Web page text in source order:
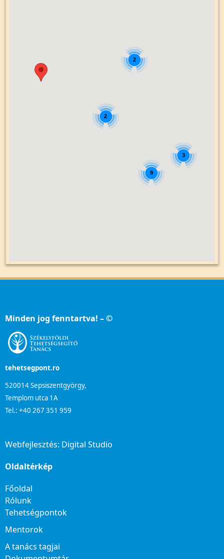
9
3
2
2
Minden jog fenntartva! – ©
tehetsegpont.ro
520014 Sepsiszentgyörgy,
Templom utca 1A
Tel.: +40 267 351 959
Webfejlesztés: Digital Studio
Oldaltérkép
Főoldal
Rólunk
Tehetségpontok
Mentorok
A tanács tagjai